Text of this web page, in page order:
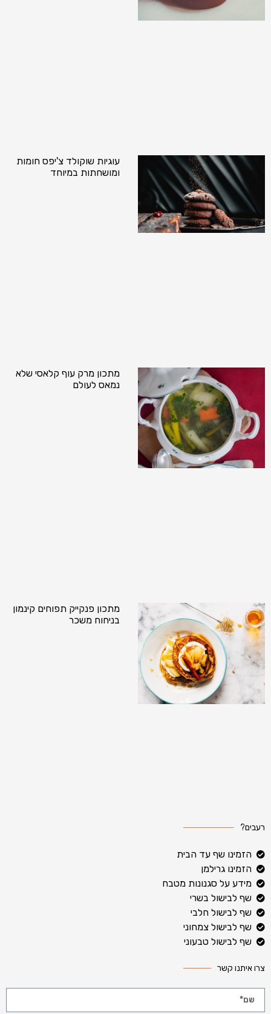
עוגיות שוקולד צ'יפס חומות
ומושחתות במיוחד
מתכון מרק עוף קלאסי שלא
נמאס לעולם
מתכון פנקייק תפוחים קינמון
בניחוח משכר
רעבים?
הזמינו שף עד הבית
הזמינו גרילמן
מידע על סגנונות מטבח
שף לבישול בשרי
שף לבישול חלבי
שף לבישול צמחוני
שף לבישול טבעוני
צרו איתנו קשר